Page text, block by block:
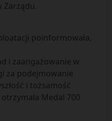
Zarządu.
poinformowała,
i zaangażowanie w
za podejmowanie
i tożsamość
Medal 700